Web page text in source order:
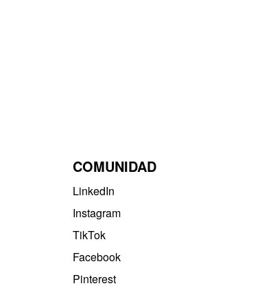
COMUNIDAD
LinkedIn
Instagram
TikTok
Facebook
Pinterest